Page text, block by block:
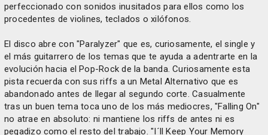
perfeccionado con sonidos inusitados para ellos como los
procedentes de violines, teclados o xilófonos.
El disco abre con "Paralyzer" que es, curiosamente, el single y
el más guitarrero de los temas que te ayuda a adentrarte en la
evolución hacia el Pop-Rock de la banda. Curiosamente esta
pista recuerda con sus riffs a un Metal Alternativo que es
abandonado antes de llegar al segundo corte. Casualmente
tras un buen tema toca uno de los más mediocres, "Falling On"
no atrae en absoluto: ni mantiene los riffs de antes ni es
pegadizo como el resto del trabajo. "I´ll Keep Your Memory